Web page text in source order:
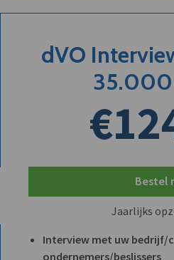
dVO
35.000
Bestel
Jaarlijks
Interview met uw bedrijf/
ondernemers/beslissers